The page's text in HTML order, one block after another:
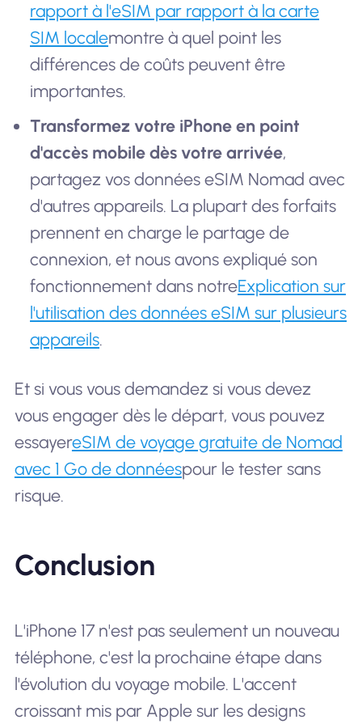
rapport à l'eSIM par rapport à la carte
SIM localemontre à quel point les
différences de coûts peuvent être
importantes.
Transformez votre iPhone en point
d'accès mobile dès votre arrivée,
partagez vos données eSIM Nomad avec
d'autres appareils. La plupart des forfaits
prennent en charge le partage de
connexion, et nous avons expliqué son
fonctionnement dans notreExplication sur
l'utilisation des données eSIM sur plusieurs
appareils.
Et si vous vous demandez si vous devez
vous engager dès le départ, vous pouvez
essayereSIM de voyage gratuite de Nomad
avec 1 Go de donnéespour le tester sans
risque.
Conclusion
L'iPhone 17 n'est pas seulement un nouveau
téléphone, c'est la prochaine étape dans
l'évolution du voyage mobile. L'accent
croissant mis par Apple sur les designs